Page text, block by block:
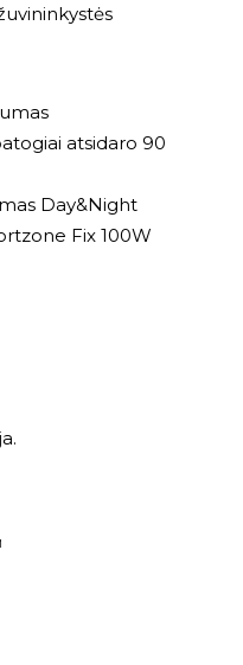
atsidaro 90
Day&Night
Fix 100W